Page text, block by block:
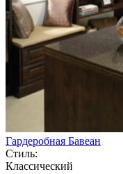
Гардеробная Бавеан
Стиль:
Классический